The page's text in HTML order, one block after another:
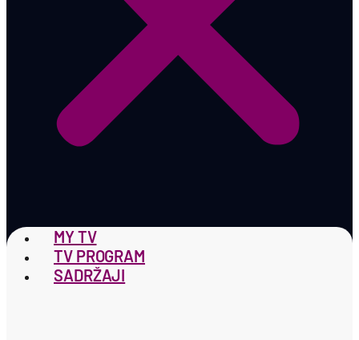
MY TV
TV PROGRAM
SADRŽAJI